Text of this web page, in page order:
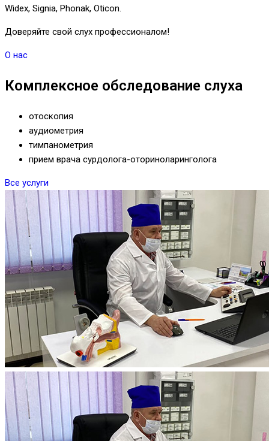
Widex, Signia, Phonak, Oticon.
Доверяйте свой слух профессионалом!
О нас
Комплексное обследование слуха
отоскопия
аудиометрия
тимпанометрия
прием врача сурдолога-оториноларинголога
Все услуги